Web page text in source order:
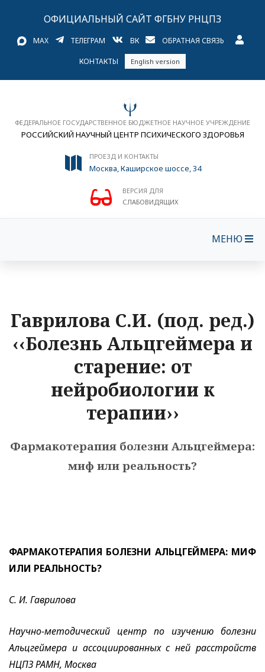
ОФИЦИАЛЬНЫЙ САЙТ ФГБНУ РНЦПЗ
MAX ТЕЛЕГРАМ ВК ОБРАТНАЯ СВЯЗЬ
КОНТАКТЫ English version
ФЕДЕРАЛЬНОЕ ГОСУДАРСТВЕННОЕ БЮДЖЕТНОЕ НАУЧНОЕ УЧРЕЖДЕНИЕ
РОССИЙСКИЙ НАУЧНЫЙ ЦЕНТР ПСИХИЧЕСКОГО ЗДОРОВЬЯ
ПРОЕЗД И КОНТАКТЫ
Москва, Каширское шоссе, 34
ВЕРСИЯ ДЛЯ
СЛАБОВИДЯЩИХ
МЕНЮ
Гаврилова С.И. (под. ред.)
‹‹Болезнь Альцгеймера и
старение: от
нейробиологии к
терапии››
Фармакотерапия болезни Альцгеймера:
миф или реальность?
ФАРМАКОТЕРАПИЯ БОЛЕЗНИ АЛЬЦГЕЙМЕРА: МИФ
ИЛИ РЕАЛЬНОСТЬ?
С. И. Гаврилова
Научно-методический центр по изучению болезни
Альцгеймера и ассоциированных с ней расстройств
НЦПЗ РАМН, Москва